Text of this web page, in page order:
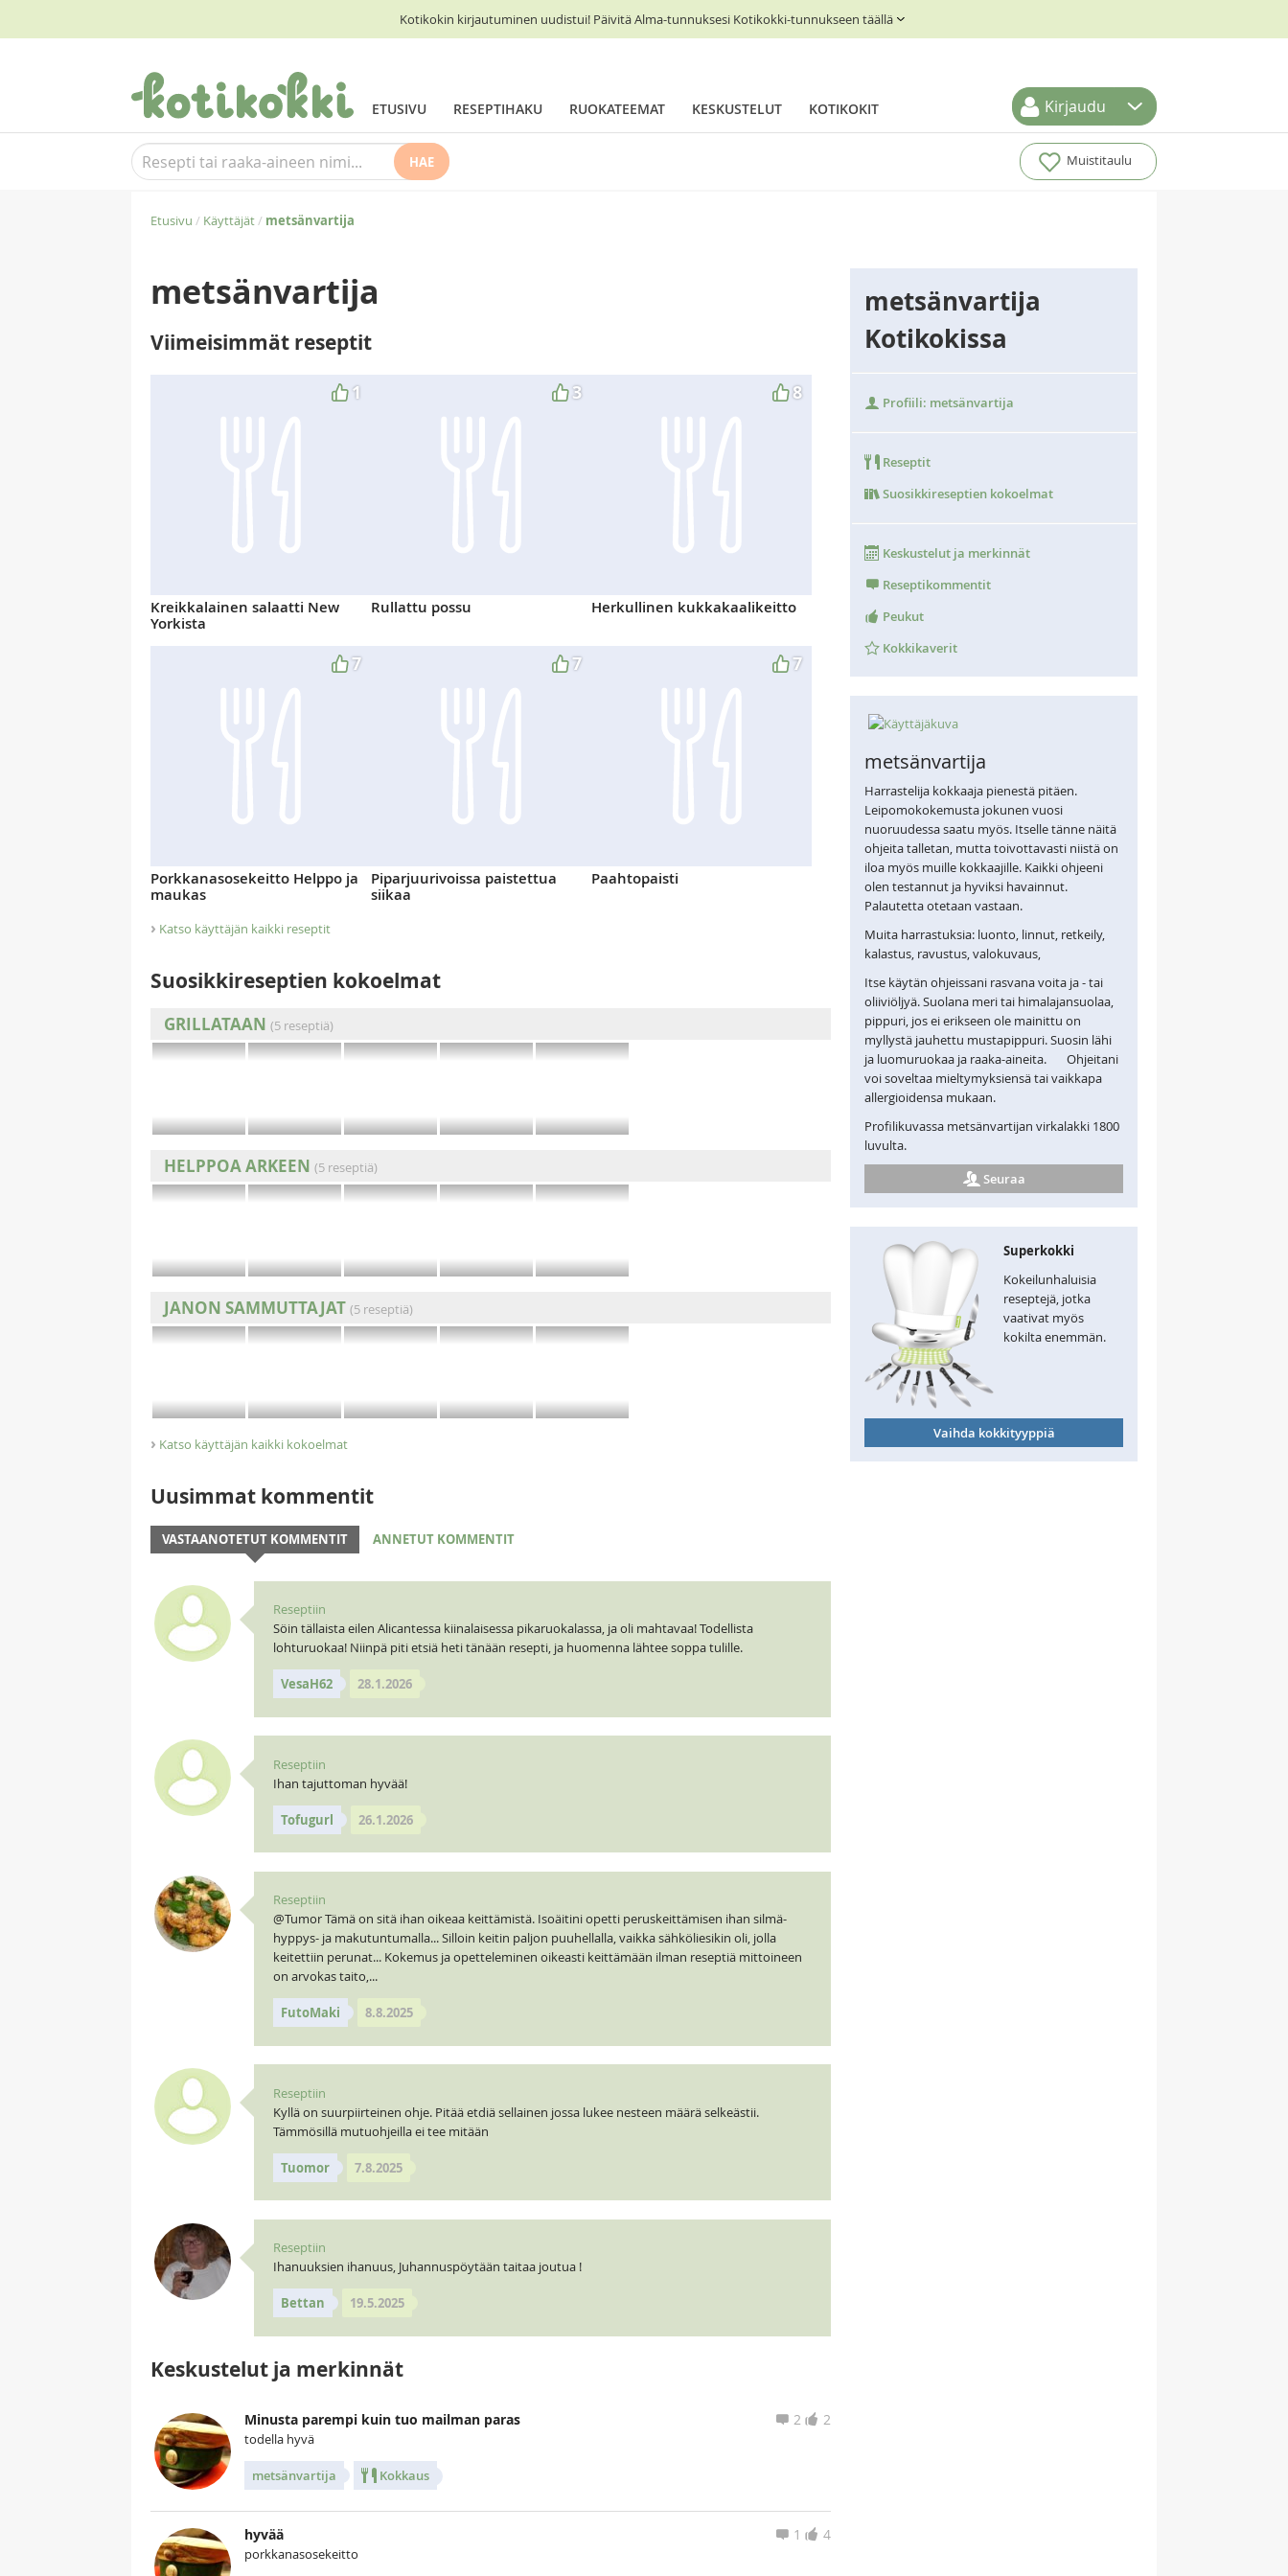
Kotikokin kirjautuminen uudistui! Päivitä Alma-tunnuksesi Kotikokki-tunnukseen täällä
ETUSIVU RESEPTIHAKU RUOKATEEMAT KESKUSTELUT KOTIKOKIT Kirjaudu
HAE Muistitaulu
Etusivu / Käyttäjät/ metsänvartija
metsänvartija
Viimeisimmät reseptit
1
Kreikkalainen salaatti New
Yorkista
3
Rullattu possu
8
Herkullinen kukkakaalikeitto
7
Porkkanasosekeitto Helppo ja
maukas
7
Piparjuurivoissa paistettua
siikaa
7
Paahtopaisti
› Katso käyttäjän kaikki reseptit
Suosikkireseptien kokoelmat
GRILLATAAN (5 reseptiä)
HELPPOA ARKEEN (5 reseptiä)
JANON SAMMUTTAJAT (5 reseptiä)
› Katso käyttäjän kaikki kokoelmat
Uusimmat kommentit
VASTAANOTETUT KOMMENTIT ANNETUT KOMMENTIT
Reseptiin
Söin tällaista eilen Alicantessa kiinalaisessa pikaruokalassa, ja oli mahtavaa! Todellista
lohturuokaa! Niinpä piti etsiä heti tänään resepti, ja huomenna lähtee soppa tulille.
VesaH62 28.1.2026
Reseptiin
Ihan tajuttoman hyvää!
Tofugurl 26.1.2026
Reseptiin
@Tumor Tämä on sitä ihan oikeaa keittämistä. Isoäitini opetti peruskeittämisen ihan silmä-
hyppys- ja makutuntumalla... Silloin keitin paljon puuhellalla, vaikka sähköliesikin oli, jolla
keitettiin perunat... Kokemus ja opetteleminen oikeasti keittämään ilman reseptiä mittoineen
on arvokas taito,...
FutoMaki 8.8.2025
Reseptiin
Kyllä on suurpiirteinen ohje. Pitää etdiä sellainen jossa lukee nesteen määrä selkeästii.
Tämmösillä mutuohjeilla ei tee mitään
Tuomor 7.8.2025
Reseptiin
Ihanuuksien ihanuus, Juhannuspöytään taitaa joutua !
Bettan 19.5.2025
Keskustelut ja merkinnät
Minusta parempi kuin tuo mailman paras 2
2
todella hyvä
metsänvartija Kokkaus
hyvää 4
1
porkkanasosekeitto
metsänvartija
Kotikokissa
Profiili: metsänvartija
Reseptit
Suosikkireseptien kokoelmat
Keskustelut ja merkinnät
Reseptikommentit
Peukut
Kokkikaverit
metsänvartija
Harrastelija kokkaaja pienestä pitäen.
Leipomokokemusta jokunen vuosi
nuoruudessa saatu myös. Itselle tänne näitä
ohjeita talletan, mutta toivottavasti niistä on
iloa myös muille kokkaajille. Kaikki ohjeeni
olen testannut ja hyviksi havainnut.
Palautetta otetaan vastaan.
Muita harrastuksia: luonto, linnut, retkeily,
kalastus, ravustus, valokuvaus,
Itse käytän ohjeissani rasvana voita ja - tai
oliiviöljyä. Suolana meri tai himalajansuolaa,
pippuri, jos ei erikseen ole mainittu on
myllystä jauhettu mustapippuri. Suosin lähi
ja luomuruokaa ja raaka-aineita. Ohjeitani
voi soveltaa mieltymyksiensä tai vaikkapa
allergioidensa mukaan.
Profilikuvassa metsänvartijan virkalakki 1800
luvulta.
Seuraa
Superkokki
Kokeilunhaluisia
reseptejä, jotka
vaativat myös
kokilta enemmän.
Vaihda kokkityyppiä